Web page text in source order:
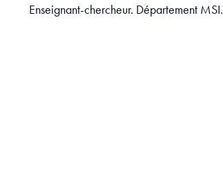
Enseignant-chercheur. Département MSI.